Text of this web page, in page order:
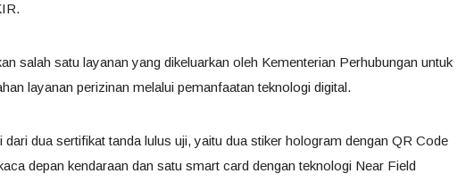
salah satu layanan yang dikeluarkan oleh Kementerian Perhubungan untuk
layanan perizinan melalui pemanfaatan teknologi digital.
dari dua sertifikat tanda lulus uji, yaitu dua stiker hologram dengan QR Code
depan kendaraan dan satu smart card dengan teknologi Near Field